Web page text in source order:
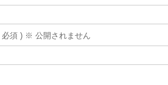
必須 ) ※ 公開されません